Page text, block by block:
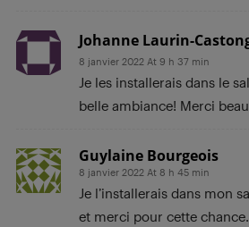
Johanne Laurin-
8 janvier 2022 At 9 h 37 min
Je les installerais dans le
belle ambiance! Merci
Guylaine Bourgeois
8 janvier 2022 At 8 h 45 min
Je l’installerais dans mon
et merci pour cette chance.